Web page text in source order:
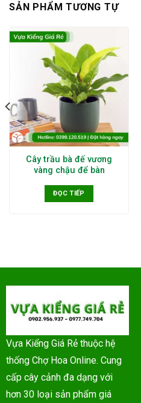
SẢN PHẨM TƯƠNG TỰ
Cây trầu bà đế vương
vàng chậu để bàn
ĐỌC TIẾP
Vựa Kiểng Giá Rẻ thuộc hệ
thống Chợ Hoa Online. Cung
cấp cây cảnh đa dạng với
hơn 30 loại sản phẩm giá